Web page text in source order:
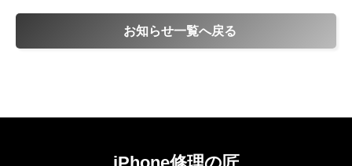
お知らせ一覧へ戻る